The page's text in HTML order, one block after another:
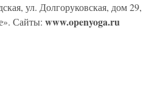
ул. Долгоруковская, дом 29,
Сайты: www.openyoga.ru